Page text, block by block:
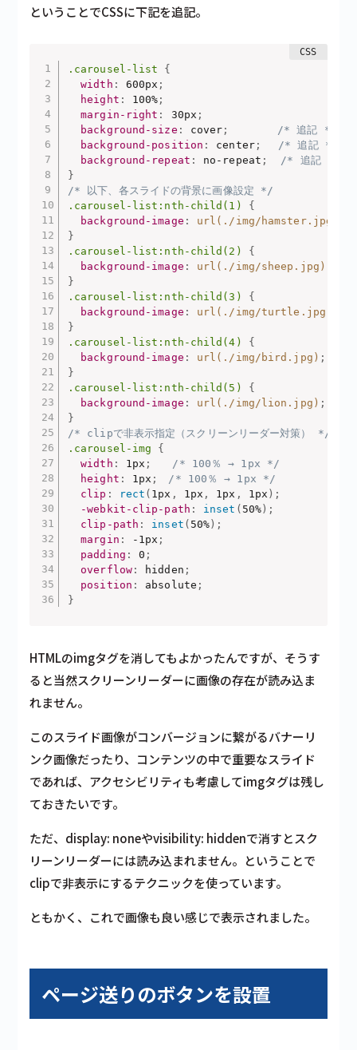
ということでCSSに下記を追記。
.carousel-list
{
width : 600px ;
height : 100% ;
margin-right : 30px ;
background-size : cover ;
/* 追記 */
background-position : center;
/* 追記 */
background-repeat : no-repeat ;
/* 追記 */
}
/* 以下、各スライドの背景に画像設定 */
.carousel-list:nth-child(1)
{
background-image : url(./img/hamster.jpg)
}
.carousel-list:nth-child(2)
{
background-image : url(./img/sheep.jpg)
}
.carousel-list:nth-child(3)
{
background-image : url(./img/turtle.jpg)
}
.carousel-list:nth-child(4)
{
background-image : url(./img/bird.jpg) ;
}
.carousel-list:nth-child(5)
{
background-image : url(./img/lion.jpg) ;
}
/* clipで非表示指定（スクリーンリーダー対策） */
.carousel-img
{
width : 1px ;
/* 100％ → 1px */
height : 1px ;
/* 100％ → 1px */
clip : rect ( 1px , 1px , 1px , 1px ) ;
-webkit-clip-path : inset ( 50%) ;
clip-path : inset ( 50% ) ;
margin : -1px ;
padding : 0 ;
overflow: hidden ;
position : absolute ;
}
HTMLのimgタグを消してもよかったんですが、そうす
ると当然スクリーンリーダーに画像の存在が読み込ま
れません。
このスライド画像がコンバージョンに繋がるバナーリ
ンク画像だったり、コンテンツの中で重要なスライド
であれば、アクセシビリティも考慮してimgタグは残し
ておきたいです。
ただ、display: noneやvisibility: hiddenで消すとスク
リーンリーダーには読み込まれません。ということで
clipで非表示にするテクニックを使っています。
ともかく、これで画像も良い感じで表示されました。
ページ送りのボタンを設置